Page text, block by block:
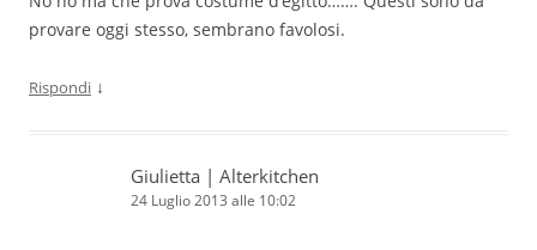
provare oggi stesso, sembrano favolosi.
Rispondi ↓
Giulietta | Alterkitchen
24 Luglio 2013 alle 10:02